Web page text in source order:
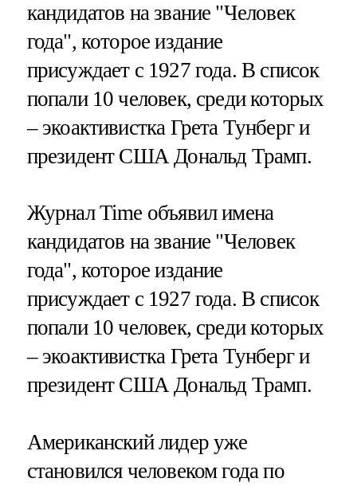
кандидатов на звание "Человек
года", которое издание
присуждает с 1927 года. В список
попали 10 человек, среди которых
– экоактивистка Грета Тунберг и
президент США Дональд Трамп.
Журнал Time объявил имена
кандидатов на звание "Человек
года", которое издание
присуждает с 1927 года. В список
попали 10 человек, среди которых
– экоактивистка Грета Тунберг и
президент США Дональд Трамп.
Американский лидер уже
становился человеком года по